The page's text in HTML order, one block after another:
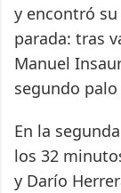
y encontró
parada: tras
Manuel
segundo
En la
los 32
y Darío